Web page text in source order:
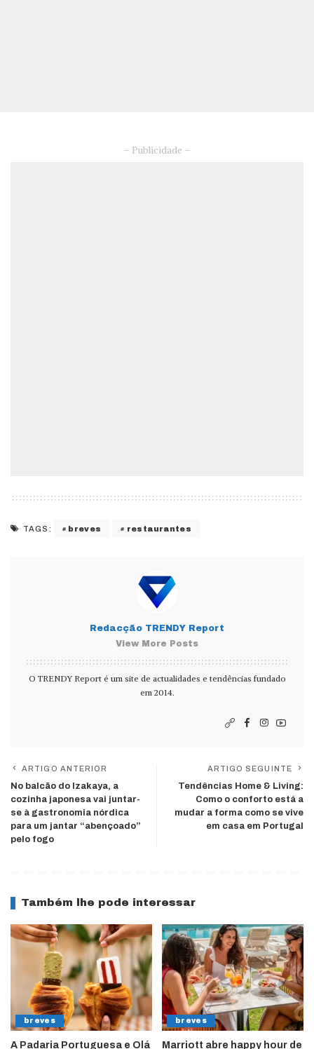
– Publicidade –
TAGS: breves restaurantes
Redacção TRENDY Report
View More Posts
O TRENDY Report é um site de actualidades e tendências fundado
em 2014.
ARTIGO ANTERIOR
No balcão do Izakaya, a
cozinha japonesa vai juntar-
se à gastronomia nórdica
para um jantar “abençoado”
pelo fogo
ARTIGO SEGUINTE
Tendências Home & Living:
Como o conforto está a
mudar a forma como se vive
em casa em Portugal
Também lhe pode interessar
breves
A Padaria Portuguesa e Olá
breves
Marriott abre happy hour de